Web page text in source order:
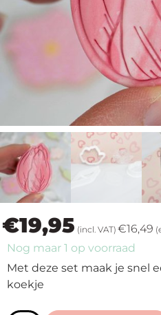
Outlet
€19,95 (incl. VAT) €16,49
Nog maar 1 op voorraad
Met deze set maak je snel
koekje